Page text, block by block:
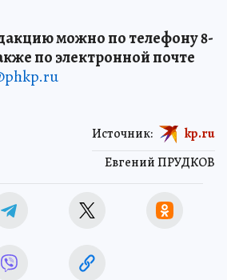
можно по телефону 8-
по электронной почте
Евгений ПРУДКОВ
Источник: kp.ru